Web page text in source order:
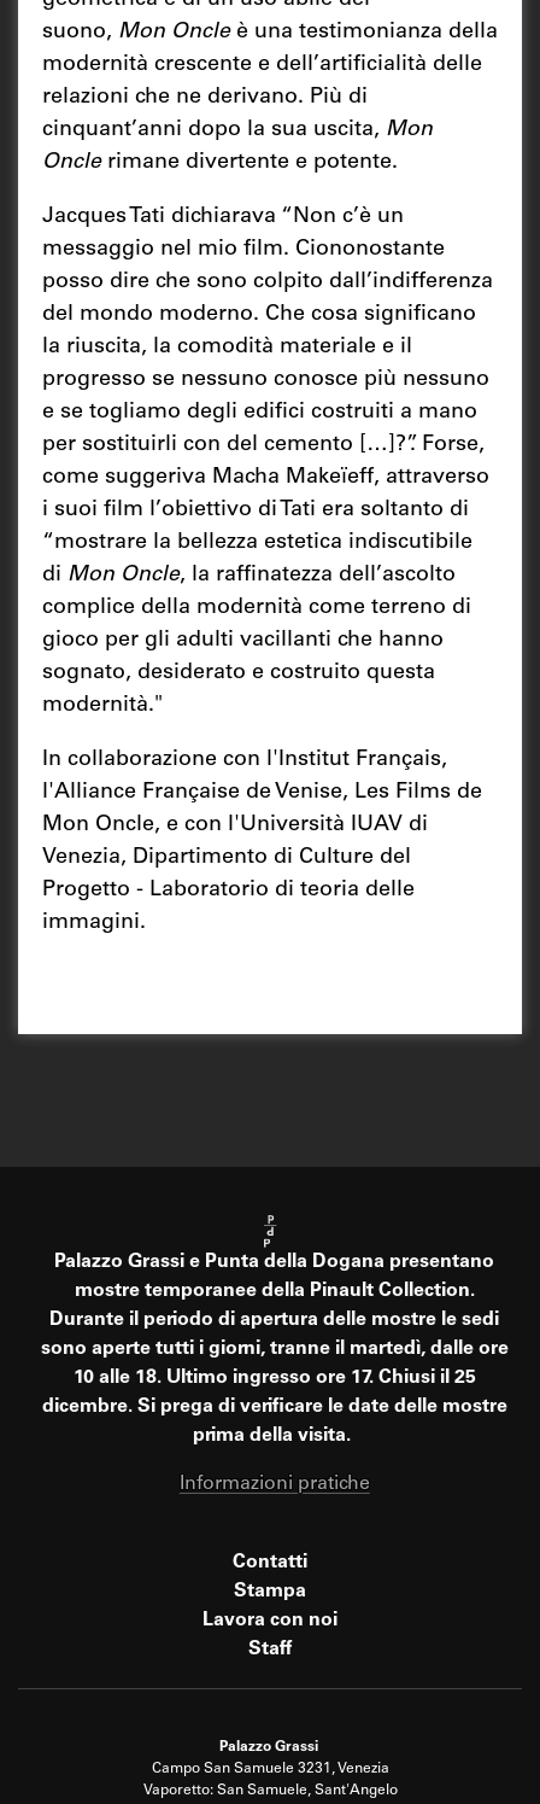
suono, Mon Oncleè una testimonianza della
modernità crescente e dell’artificialità delle
relazioni che ne derivano. Più di
cinquant’anni dopo la sua uscita, Mon
Onclerimane divertente e potente.
Jacques Tati dichiarava “Non c’è un
messaggio nel mio film. Ciononostante
posso dire che sono colpito dall’indifferenza
del mondo moderno. Che cosa significano
la riuscita, la comodità materiale e il
progresso se nessuno conosce più nessuno
e se togliamo degli edifici costruiti a mano
per sostituirli con del cemento […]?”. Forse,
come suggeriva Macha Makeïeff, attraverso
i suoi film l’obiettivo di Tati era soltanto di
“mostrare la bellezza estetica indiscutibile
di Mon Oncle, la raffinatezza dell’ascolto
complice della modernità come terreno di
gioco per gli adulti vacillanti che hanno
sognato, desiderato e costruito questa
modernità."
In collaborazione con l'Institut Français,
l'Alliance Française de Venise, Les Films de
Mon Oncle, e con l'Università IUAV di
Venezia, Dipartimento di Culture del
Progetto - Laboratorio di teoria delle
immagini.
Palazzo Grassi e Punta della Dogana presentano
mostre temporanee della Pinault Collection.
Durante il periodo di apertura delle mostre le sedi
sono aperte tutti i giorni, tranne il martedì, dalle ore
10 alle 18. Ultimo ingresso ore 17. Chiusi il 25
dicembre. Si prega di verificare le date delle mostre
prima della visita.
Informazioni pratiche
Contatti
Stampa
Lavora con noi
Staff
Palazzo Grassi
Campo San Samuele 3231, Venezia
Vaporetto: San Samuele, Sant'Angelo